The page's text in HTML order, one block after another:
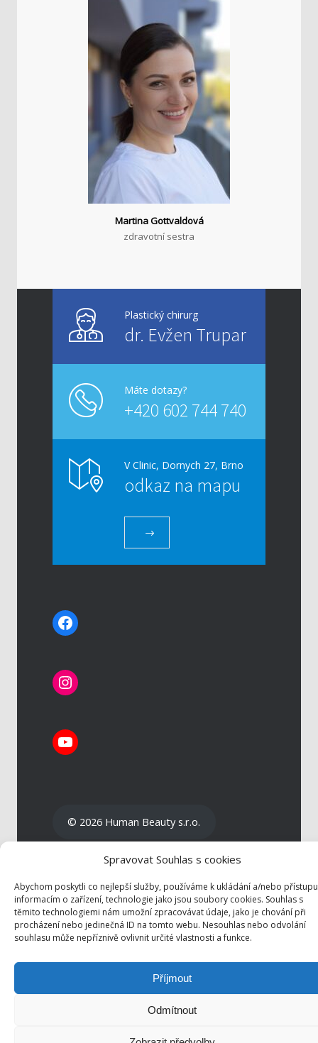
Spravovat Souhlas s cookies
Abychom poskytli co nejlepší služby, používáme k ukládání a/nebo
informacím o zařízení, technologie jako jsou soubory cookies. Souhlas s
těmito technologiemi nám umožní zpracovávat údaje, jako je chování při
procházení nebo jedinečná ID na tomto webu. Nesouhlas nebo odvolání
souhlasu může nepříznivě ovlivnit určité vlastnosti a funkce.
Příjmout
Odmítnout
Martina Gottvaldová
zdravotní sestra
Plastický chirurg
dr. Evžen Trupar
Máte dotazy?
+420 602 744 740
V Clinic, Dornych 27, Brno
odkaz na mapu
Facebook
Instagram
YouTube
© 2026 Human Beauty s.r.o.